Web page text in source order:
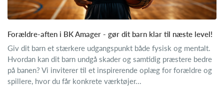
Forældre-aften i BK Amager - gør dit barn klar til næste level!
Giv dit barn et stærkere udgangspunkt både fysisk og mentalt.
Hvordan kan dit barn undgå skader og samtidig præstere bedre
på banen? Vi inviterer til et inspirerende oplæg for forældre og
spillere, hvor du får konkrete værktøjer...